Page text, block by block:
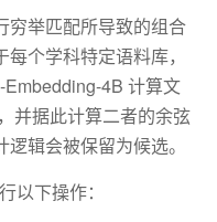
穷举匹配所导致的组合
个学科特定语料库，
4B 计算文
并据此计算二者的余弦
辑会被保留为候选。
以下操作：